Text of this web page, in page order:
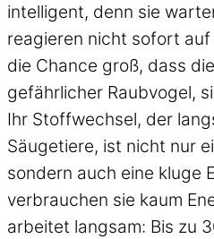
intelligent, denn sie
reagieren nicht sofort
die Chance groß, dass
gefährlicher Raubvogel,
Ihr Stoffwechsel, der
Säugetiere, ist nicht nur
sondern auch eine kluge
verbrauchen sie kaum
arbeitet langsam: Bis zu